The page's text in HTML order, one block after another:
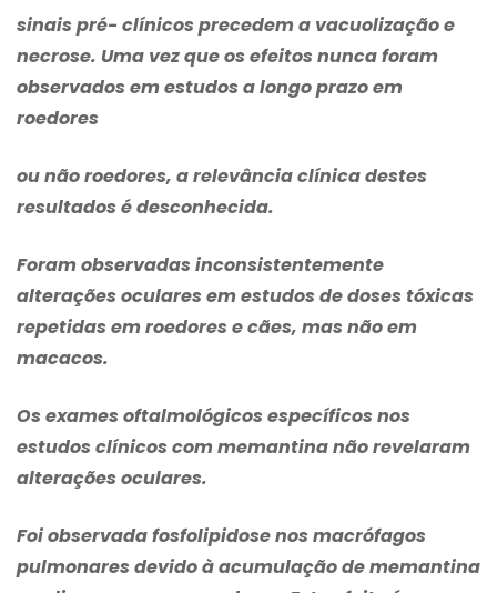
sinais pré- clínicos precedem a vacuolização e
necrose. Uma vez que os efeitos nunca foram
observados em estudos a longo prazo em
roedores
ou não roedores, a relevância clínica destes
resultados é desconhecida.
Foram observadas inconsistentemente
alterações oculares em estudos de doses tóxicas
repetidas em roedores e cães, mas não em
macacos.
Os exames oftalmológicos específicos nos
estudos clínicos com memantina não revelaram
alterações oculares.
Foi observada fosfolipidose nos macrófagos
pulmonares devido à acumulação de memantina